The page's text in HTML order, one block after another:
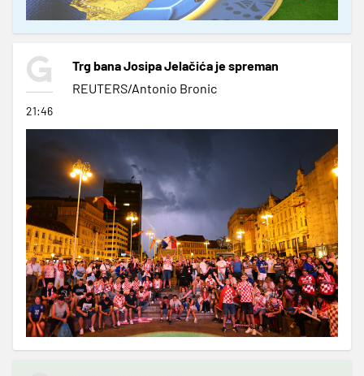
21:46
Trg bana Josipa Jelačića je spreman
REUTERS/Antonio Bronic